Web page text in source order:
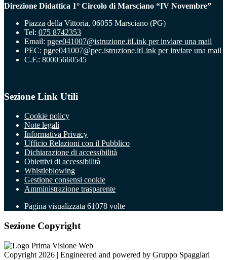
Direzione Didattica 1° Circolo di Marsciano “IV Novembre”
Piazza della Vittoria, 06055 Marsciano (PG)
Tel: 075 8742353
Email: pgee041007@istruzione.itLink per inviare una mail
PEC: pgee041007@pec.istruzione.itLink per inviare una mail
C.F.: 80005660545
Sezione Link Utili
Cookie policy
Note legali
Informativa Privacy
Ufficio Relazioni con il Pubblico
Dichiarazione di accessibilità
Obiettivi di accessibilità
Whistleblowing
Gestione consensi cookie
Amministrazione trasparente
Pagina visualizzata 61078 volte
Sezione Copyright
Copyright 2026 | Engineered and powered by Gruppo Spaggiari